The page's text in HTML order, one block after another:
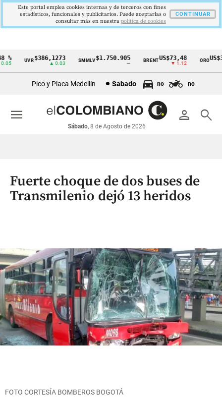
Cintillo
económicos
Colombia
UVR$386,1273
▲ 0.03
SMMLV$1.750.905 BRENTUS$73,48
▼ 1.12
ORO
Pico y Placa Medellín Sabado no no
person search
Sábado, 8 de Agosto de 2026
menu
Fuerte choque de dos buses de
Transmilenio dejó 13 heridos
FOTO CORTESÍA BOMBEROS BOGOTÁ
Este portal emplea cookies internas y de terceros con fines
estadísticos, funcionales y publicitarios. Puede aceptarlas o
consultar más en nuestra politica de cookies
CONTINUAR